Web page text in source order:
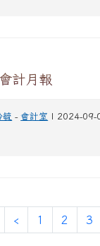
計月報
毓 -會計室 | 2024-09-
一頁
‹ 上一頁
1 2 3